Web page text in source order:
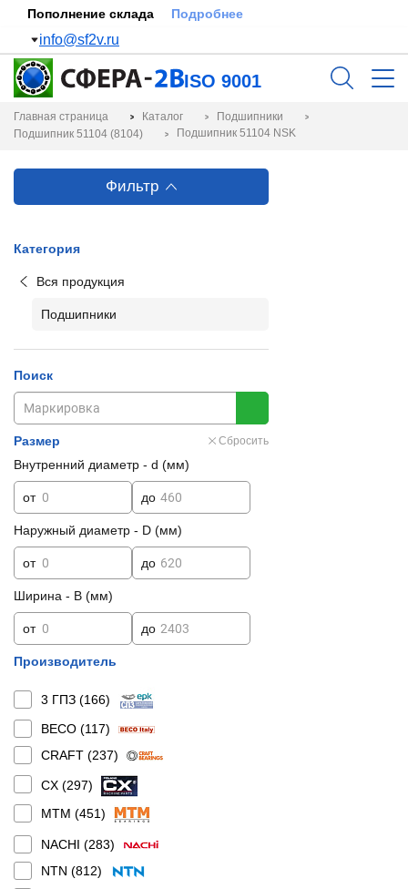
Пополнение склада Подробнее
info@sf2v.ru
ISO 9001
Главная страница Каталог
Подшипники
Подшипник 51104 (8104)
Подшипник 51104 NSK
Фильтр
Категория
Вся продукция
Подшипники
Поиск
Размер Сбросить
Внутренний диаметр - d (мм)
от до
Наружный диаметр - D (мм)
от до
Ширина - B (мм)
от до
Производитель
3 ГПЗ (166)
BECO (117)
CRAFT (237)
CX (297)
MTM (451)
NACHI (283)
NTN (812)